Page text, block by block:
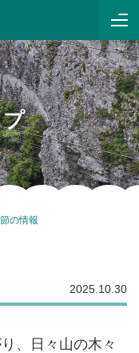
の情報
2025.10.30
、日々山の木々